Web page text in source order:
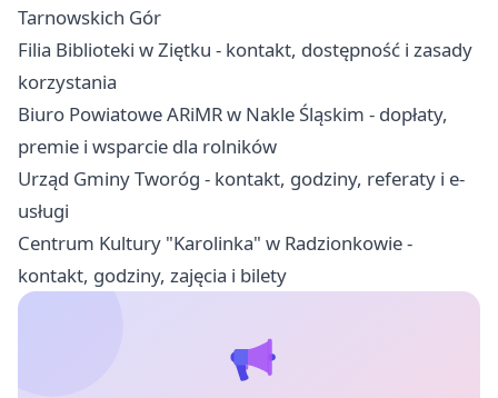
Tarnowskich Gór
Filia Biblioteki w Ziętku - kontakt, dostępność i zasady
korzystania
Biuro Powiatowe ARiMR w Nakle Śląskim - dopłaty,
premie i wsparcie dla rolników
Urząd Gminy Tworóg - kontakt, godziny, referaty i e-
usługi
Centrum Kultury "Karolinka" w Radzionkowie -
kontakt, godziny, zajęcia i bilety